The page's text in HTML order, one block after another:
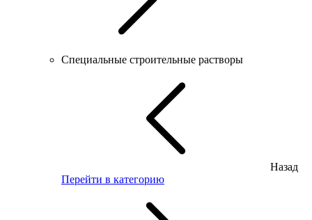
Специальные строительные растворы
Назад
Перейти в категорию